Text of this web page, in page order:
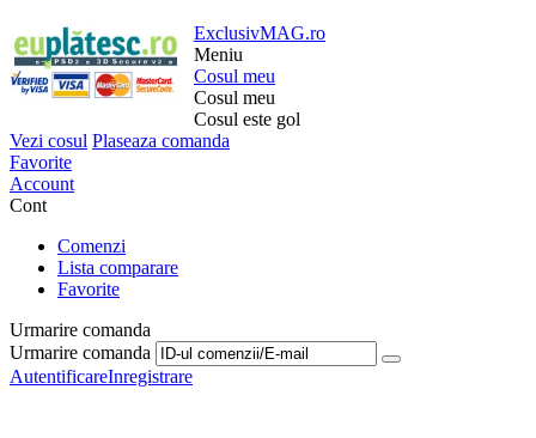
ExclusivMAG.ro
Meniu
Cosul meu
Cosul meu
Cosul este gol
Vezi cosul Plaseaza comanda
Favorite
Account
Cont
Comenzi
Lista comparare
Favorite
Urmarire comanda
Urmarire comanda
AutentificareInregistrare